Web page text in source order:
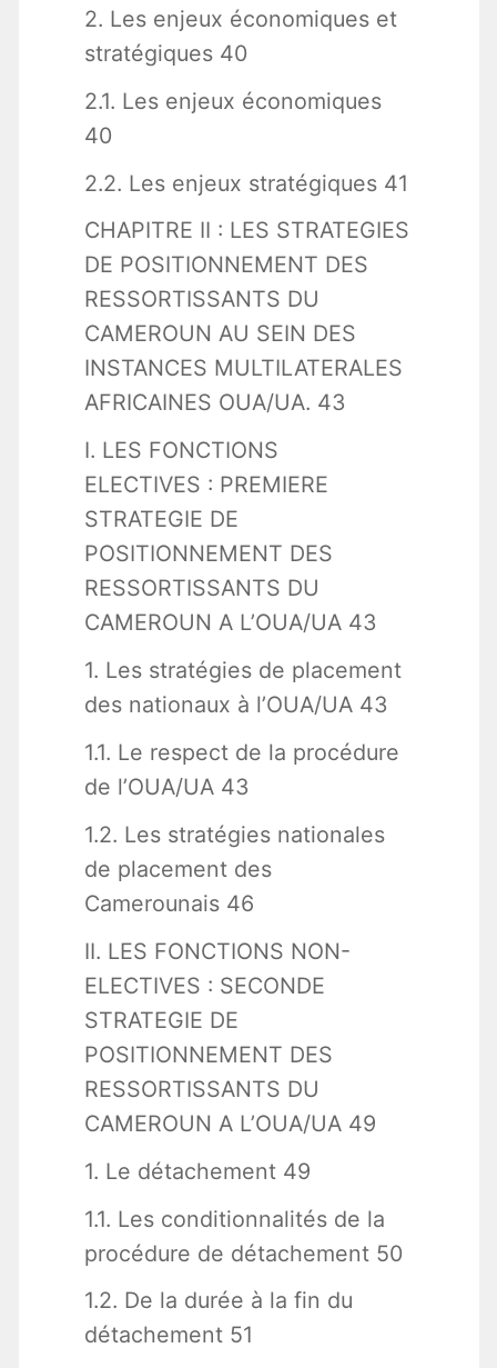
2. Les enjeux économiques et
stratégiques 40
2.1. Les enjeux économiques
40
2.2. Les enjeux stratégiques 41
CHAPITRE II : LES STRATEGIES
DE POSITIONNEMENT DES
RESSORTISSANTS DU
CAMEROUN AU SEIN DES
INSTANCES MULTILATERALES
AFRICAINES OUA/UA. 43
I. LES FONCTIONS
ELECTIVES : PREMIERE
STRATEGIE DE
POSITIONNEMENT DES
RESSORTISSANTS DU
CAMEROUN A L’OUA/UA 43
1. Les stratégies de placement
des nationaux à l’OUA/UA 43
1.1. Le respect de la procédure
de l’OUA/UA 43
1.2. Les stratégies nationales
de placement des
Camerounais 46
II. LES FONCTIONS NON-
ELECTIVES : SECONDE
STRATEGIE DE
POSITIONNEMENT DES
RESSORTISSANTS DU
CAMEROUN A L’OUA/UA 49
1. Le détachement 49
1.1. Les conditionnalités de la
procédure de détachement 50
1.2. De la durée à la fin du
détachement 51